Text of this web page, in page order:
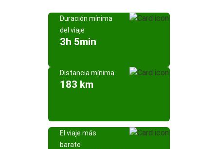
Duración mínima
del viaje
3h 5min
Distancia mínima
183 km
El viaje más
barato